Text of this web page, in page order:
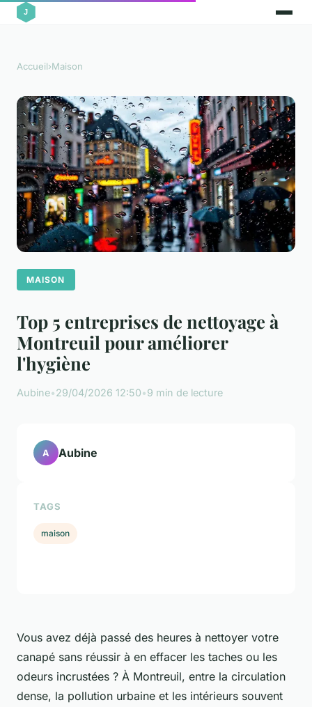
Accueil›Maison
MAISON
Top 5 entreprises de nettoyage à
Montreuil pour améliorer
l'hygiène
Aubine•29/04/2026 12:50•9 min de lecture
Vous avez déjà passé des heures à nettoyer votre
canapé sans réussir à en effacer les taches ou les
odeurs incrustées ? À Montreuil, entre la circulation
dense, la pollution urbaine et les intérieurs souvent
A Aubine
TAGS
maison